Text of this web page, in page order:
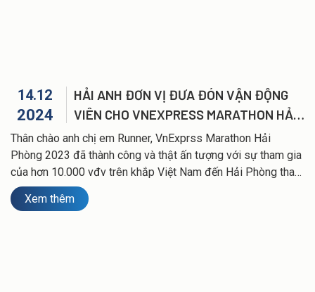
14.12
2024
HẢI ANH ĐƠN VỊ ĐƯA ĐÓN VẬN ĐỘNG
VIÊN CHO VNEXPRESS MARATHON HẢI
PHÒNG 2023 & 2024
Thân chào anh chị em Runner, VnExprss Marathon Hải
Phòng 2023 đã thành công và thật ấn tượng với sự tham gia
của hơn 10.000 vđv trên khắp Việt Nam đến Hải Phòng tham
dự. VnExprss Marathon Hải Phòng 2023- Vận tải Hải Anh tự
hào sẽ lần nữa là đơn vị phục vụ xe vận chuyển và đưa đón
Xem thêm